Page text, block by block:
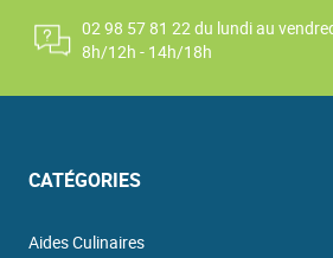
02 98 57 81 22 du lundi au
8h/12h - 14h/18h
CATÉGORIES
Aides Culinaires